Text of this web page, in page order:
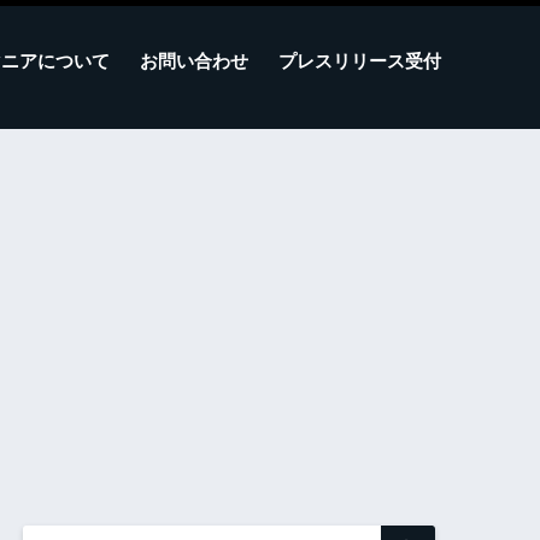
アについて お問い合わせ プレスリリース受付